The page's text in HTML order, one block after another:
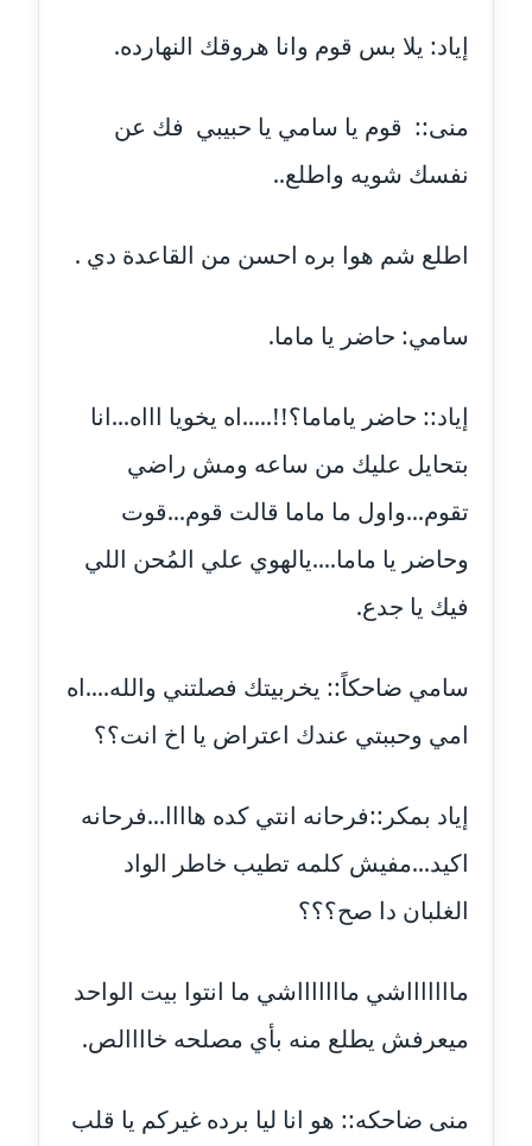
عاملة
عاملة
مدونة داليا السعيد
مدونة دعاء البدري
عاملة
مدونة دعاء الجابي
عاملة
مدونة دينا عاصم
عاملة
مدونة دينا منير
عاملة
مدونة راقية الدويك
عاملة
مدونة رانيا ثروت
إياد: يلا بس قوم وانا هروقك النهارده.
منى:: قوم يا سامي يا حبيبي فك عن
نفسك شويه واطلع..
اطلع شم هوا بره احسن من القاعدة دي .
سامي: حاضر يا ماما.
إياد:: حاضر ياماما؟!!.....اه يخويا اااه...انا
بتحايل عليك من ساعه ومش راضي
تقوم...واول ما ماما قالت قوم...قوت
وحاضر يا ماما....يالهوي علي المُحن اللي
فيك يا جدع.
سامي ضاحكاً:: يخربيتك فصلتني والله....اه
امي وحببتي عندك اعتراض يا اخ انت؟؟
إياد بمكر::فرحانه انتي كده هاااا...فرحانه
اكيد...مفيش كلمه تطيب خاطر الواد
الغلبان دا صح؟؟؟
ماااااااشي ماااااااشي ما انتوا بيت الواحد
ميعرفش يطلع منه بأي مصلحه خاااالص.
منى ضاحكه:: هو انا ليا برده غيركم يا قلب